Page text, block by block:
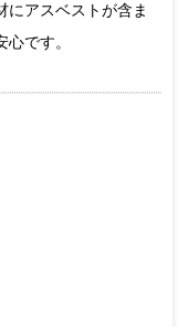
にアスベストが含ま
です。